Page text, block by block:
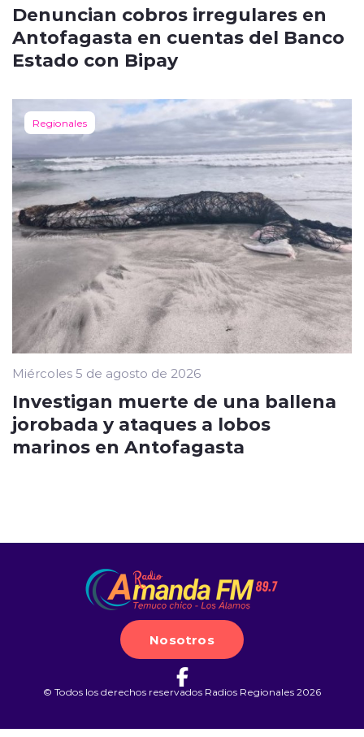
Denuncian cobros irregulares en
Antofagasta en cuentas del Banco
Estado con Bipay
Regionales
Miércoles 5 de agosto de 2026
Investigan muerte de una ballena
jorobada y ataques a lobos
marinos en Antofagasta
Nosotros
© Todos los derechos reservados Radios Regionales 2026